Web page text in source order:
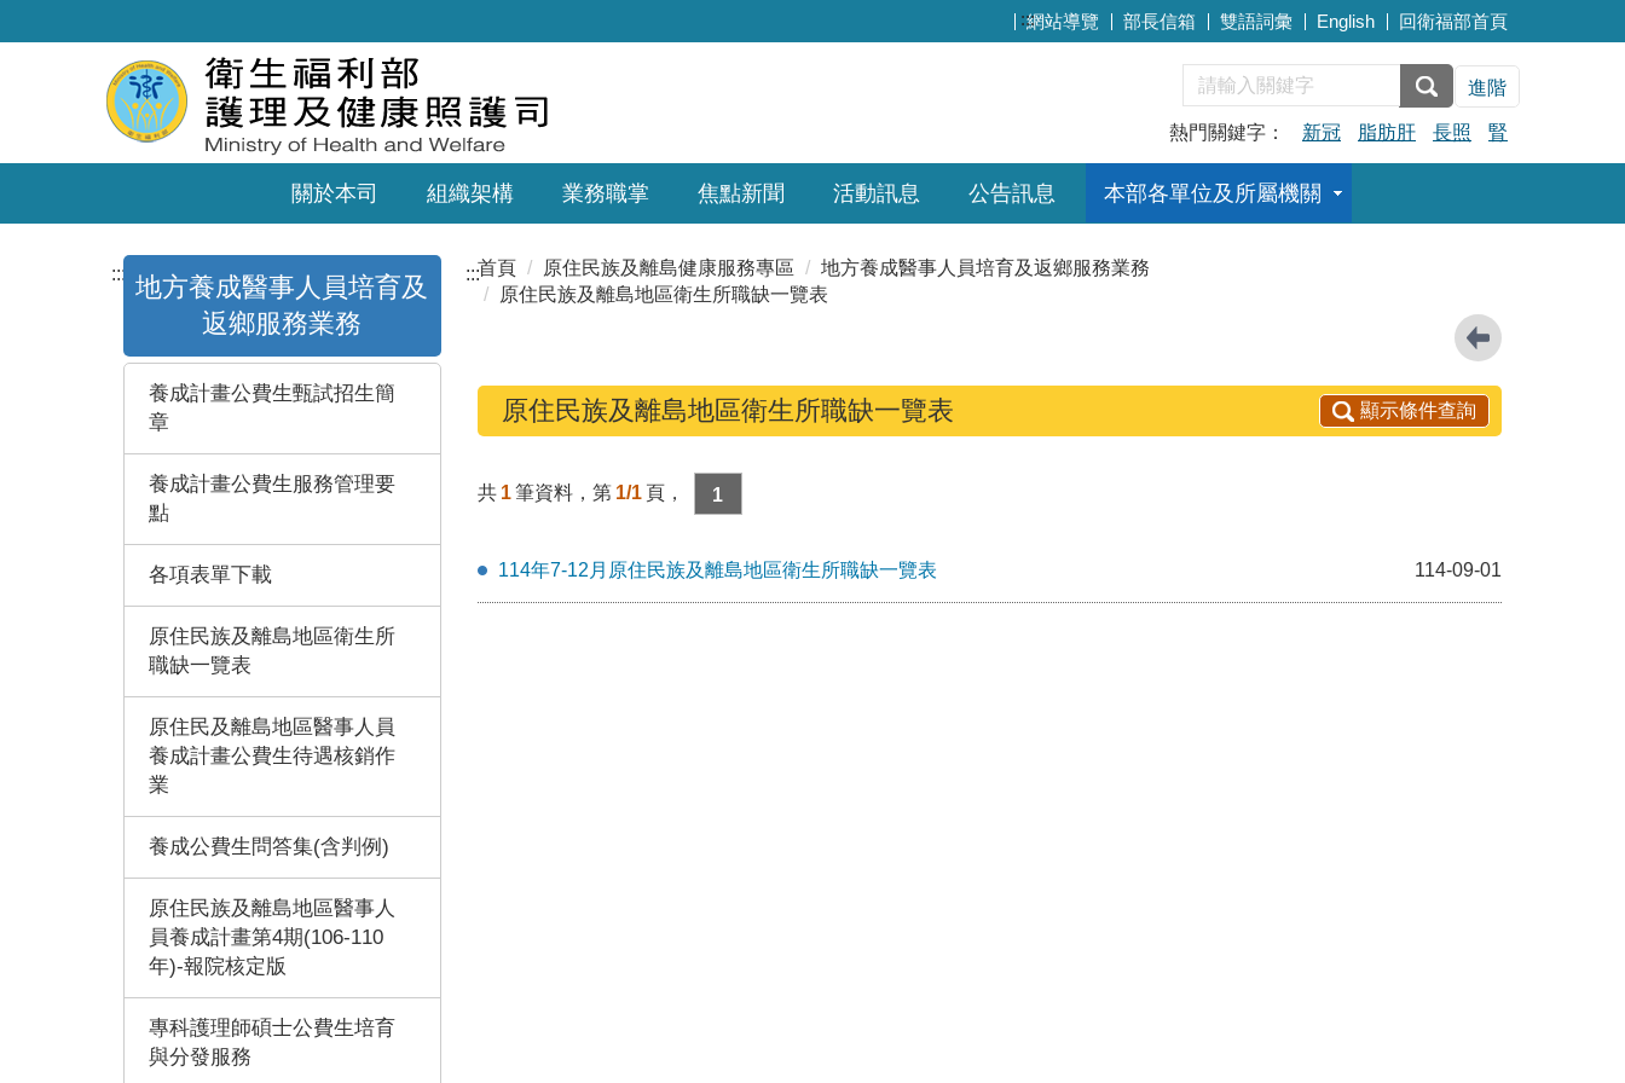
:::網站導覽 部長信箱 雙語詞彙 English 回衛福部首頁
進階
熱門關鍵字： 新冠 脂肪肝 長照 腎
關於本司 組織架構 業務職掌 焦點新聞 活動訊息 公告訊息 本部各單位及所屬機關
:::
地方養成醫事人員培育及
返鄉服務業務
養成計畫公費生甄試招生簡
章
養成計畫公費生服務管理要
點
各項表單下載
原住民族及離島地區衛生所
職缺一覽表
原住民及離島地區醫事人員
養成計畫公費生待遇核銷作
業
養成公費生問答集(含判例)
原住民族及離島地區醫事人
員養成計畫第4期(106-110
年)-報院核定版
專科護理師碩士公費生培育
與分發服務
:::首頁 原住民族及離島健康服務專區
地方養成醫事人員培育及返鄉服務業務
原住民族及離島地區衛生所職缺一覽表
原住民族及離島地區衛生所職缺一覽表 顯示條件查詢
共 1 筆資料，第 1/1 頁， 1
114年7-12月原住民族及離島地區衛生所職缺一覽表 114-09-01